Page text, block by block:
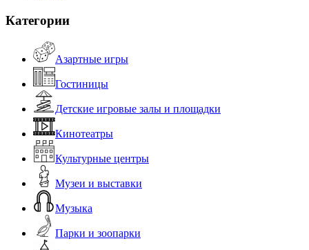
Категории
Азартные игры
Гостиницы
Детские игровые залы и площадки
Кинотеатры
Культурные центры
Музеи и выставки
Музыка
Парки и зоопарки